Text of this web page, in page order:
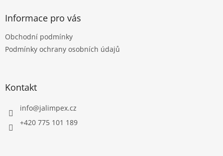
Informace pro vás
Obchodní podmínky
Podmínky ochrany osobních údajů
Kontakt
info@jalimpex.cz
+420 775 101 189